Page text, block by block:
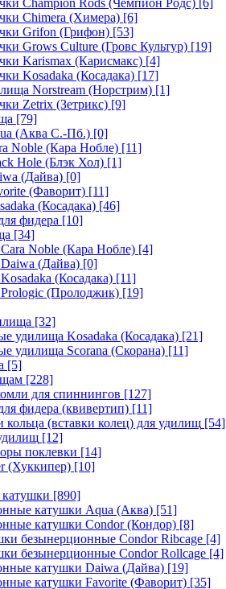
Champion Rods (Чемпион Родс) [6]
Chimera (Химера) [6]
Grifon (Грифон) [53]
Grows Culture (Гровс Культур) [19]
Karismax (Карисмакс) [4]
Kosadaka (Косадака) [17]
Norstream (Норстрим) [1]
Zetrix (Зетрикс) [9]
[79]
(Аква С.-Пб.) [0]
Noble (Кара Нобле) [11]
Hole (Блэк Хол) [1]
(Дайва) [0]
(Фаворит) [11]
(Косадака) [46]
фидера [10]
[34]
Noble (Кара Нобле) [4]
(Дайва) [0]
(Косадака) [11]
(Пролоджик) [19]
[32]
удилища Kosadaka (Косадака) [21]
удилища Scorana (Скорана) [11]
[5]
[228]
для спиннингов [127]
фидера (квивертип) [11]
(вставки колец) для удилищ [54]
[12]
поклевки [14]
(Хуккипер) [10]
[890]
катушки Aqua (Аква) [51]
катушки Condor (Кондор) [8]
безынерционные Condor Ribcage [4]
безынерционные Condor Rollcage [4]
катушки Daiwa (Дайва) [19]
катушки Favorite (Фаворит) [35]